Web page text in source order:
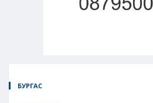
БУРГАС